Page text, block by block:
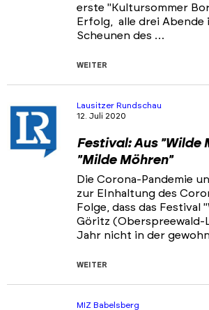
erste "Kultursommer
Erfolg, alle drei Abende
Scheunen des …
WEITER
Lausitzer Rundschau
12. Juli 2020
Festival: Aus "Wilde
"Milde Möhren"
Die Corona-Pandemie
zur EInhaltung des
Folge, dass das Festival
Göritz (Oberspreewald-
Jahr nicht in der
WEITER
MIZ Babelsberg